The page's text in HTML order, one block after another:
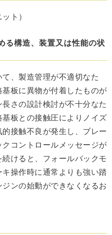
ト）
る構造、装置又は性能の状
、製造管理が不適切なた
板に異物が付着したものが
さの設計検討が不十分なた
板との接触圧によりノイズ
接触不良が発生し、ブレー
コントロールメッセージが
けると、フォールバックモ
操作時に通常よりも強い踏
ンの始動ができなくなるお